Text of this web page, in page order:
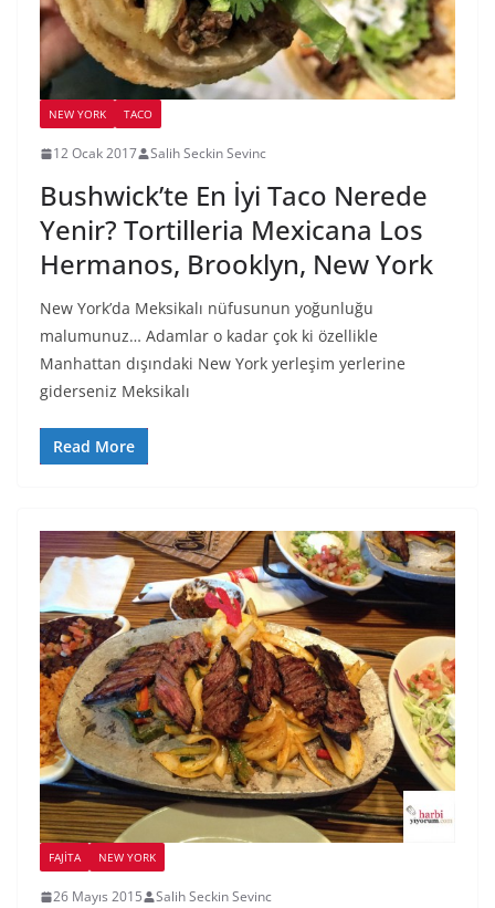
NEW YORK TACO
12 Ocak 2017 Salih Seckin Sevinc
Bushwick’te En İyi Taco Nerede
Yenir? Tortilleria Mexicana Los
Hermanos, Brooklyn, New York
New York’da Meksikalı nüfusunun yoğunluğu
malumunuz… Adamlar o kadar çok ki özellikle
Manhattan dışındaki New York yerleşim yerlerine
giderseniz Meksikalı
Read More
FAJITA NEW YORK
26 Mayıs 2015 Salih Seckin Sevinc